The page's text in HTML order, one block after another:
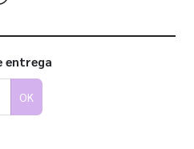
entrega
OK